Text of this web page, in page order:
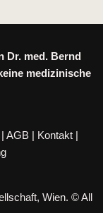
Dr. med. Bernd
medizinische
| AGB | Kontakt |
Wien. © All